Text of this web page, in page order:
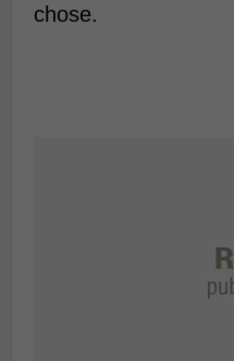
chose.